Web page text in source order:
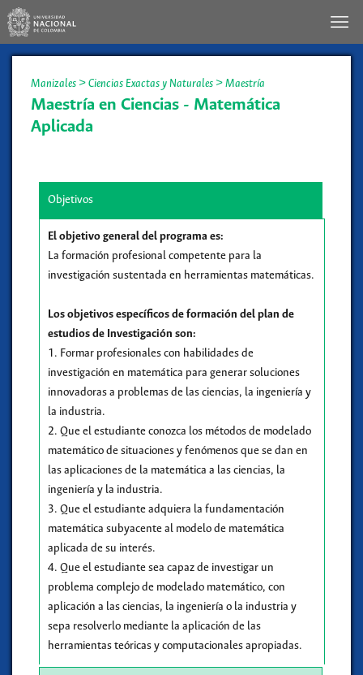
Manizales> Ciencias Exactas y Naturales > Maestría
Maestría en Ciencias - Matemática
Aplicada
Objetivos
El objetivo general del programa es:
La formación profesional competente para la
investigación sustentada en herramientas matemáticas.
Los objetivos específicos de formación del plan de
estudios de Investigación son:
1. Formar profesionales con habilidades de
investigación en matemática para generar soluciones
innovadoras a problemas de las ciencias, la ingeniería y
la industria.
2. Que el estudiante conozca los métodos de modelado
matemático de situaciones y fenómenos que se dan en
las aplicaciones de la matemática a las ciencias, la
ingeniería y la industria.
3. Que el estudiante adquiera la fundamentación
matemática subyacente al modelo de matemática
aplicada de su interés.
4. Que el estudiante sea capaz de investigar un
problema complejo de modelado matemático, con
aplicación a las ciencias, la ingeniería o la industria y
sepa resolverlo mediante la aplicación de las
herramientas teóricas y computacionales apropiadas.